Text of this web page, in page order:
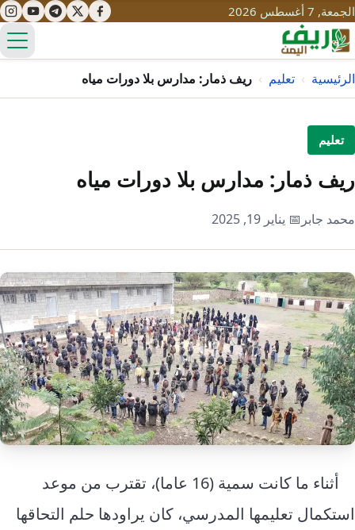
الجمعة, 7 أغسطس 2026
تعليم
طرُق
تنمية
سياحة
ثقافة
التغير المناخي
محميات
التلوث
تحديات
حلول
إرشاد زراعي
نساء
قضايا
معيشة
قصة
انفوجرافيك
قصص رقمية
تقارير صور
الرئيسية › تعليم › ريف ذمار: مدارس بلا دورات مياه
تعليم
ريف ذمار: مدارس بلا دورات مياه
محمد جابر 📅 يناير 19, 2025
أثناء ما كانت سمية (16 عاما)، تقترب من موعد
استكمال تعليمها المدرسي، كان يراودها حلم التحاقها